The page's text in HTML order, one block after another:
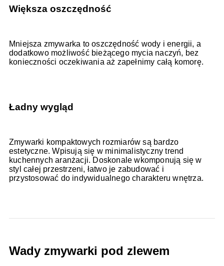
Większa oszczędność
Mniejsza zmywarka to oszczędność wody i energii, a
dodatkowo możliwość bieżącego mycia naczyń, bez
konieczności oczekiwania aż zapełnimy całą komorę.
Ładny wygląd
Zmywarki kompaktowych rozmiarów są bardzo
estetyczne. Wpisują się w minimalistyczny trend
kuchennych aranżacji. Doskonale wkomponują się w
styl całej przestrzeni, łatwo je zabudować i
przystosować do indywidualnego charakteru wnętrza.
Wady zmywarki pod zlewem